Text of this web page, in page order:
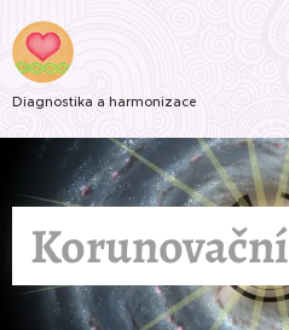
Diagnostika a harmonizace